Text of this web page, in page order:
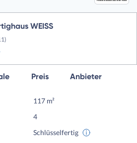
WEISS
Preis Anbieter
117 m²
4
Schlüsselfertig